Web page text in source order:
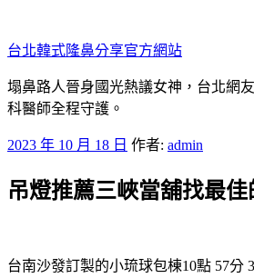
至
主
要
內
台北韓式隆鼻分享官方網站
塌鼻路人晉身國光熱議女神，台北網
科醫師全程守護。
發
於
2023 年 10 月 18 日 作者: admin
吊燈推薦三峽當舖找最
台南沙發訂製的小琉球包棟10點 57分